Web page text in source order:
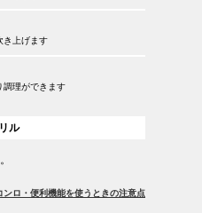
き上げます
調理ができます
ル
ンロ・便利機能を使うときの注意点